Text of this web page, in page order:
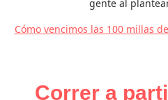
gente al
Cómo vencimos las 100 millas de
Correr a